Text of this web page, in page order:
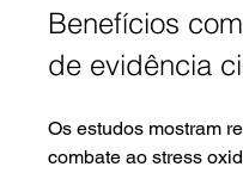
Benefícios
de evidência
Os estudos mostram
combate ao stress